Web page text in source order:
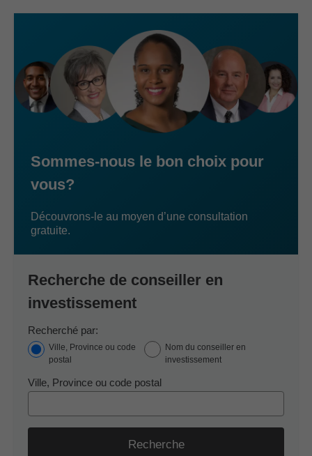
Sommes-nous le bon choix pour
vous?
Découvrons-le au moyen d’une consultation
gratuite.
Recherche de conseiller en
investissement
Recherché par:
Ville, Province ou code
postal
Nom du conseiller en
investissement
Ville, Province ou code postal
Recherche